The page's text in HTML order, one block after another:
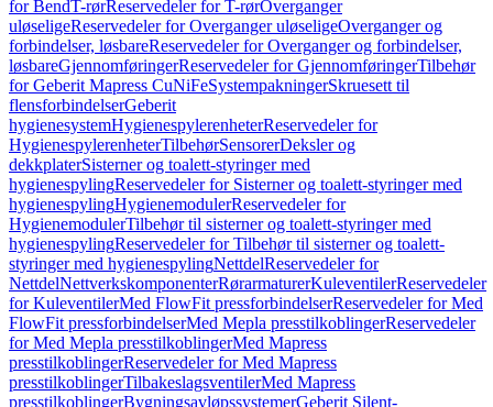
for BendT-rørReservedeler for T-rørOverganger
uløseligeReservedeler for Overganger uløseligeOverganger og
forbindelser, løsbareReservedeler for Overganger og forbindelser,
løsbareGjennomføringerReservedeler for GjennomføringerTilbehør
for Geberit Mapress CuNiFeSystempakningerSkruesett til
flensforbindelserGeberit
hygienesystemHygienespylerenheterReservedeler for
HygienespylerenheterTilbehørSensorerDeksler og
dekkplaterSisterner og toalett-styringer med
hygienespylingReservedeler for Sisterner og toalett-styringer med
hygienespylingHygienemodulerReservedeler for
HygienemodulerTilbehør til sisterner og toalett-styringer med
hygienespylingReservedeler for Tilbehør til sisterner og toalett-
styringer med hygienespylingNettdelReservedeler for
NettdelNettverkskomponenterRørarmaturerKuleventilerReservedeler
for KuleventilerMed FlowFit pressforbindelserReservedeler for Med
FlowFit pressforbindelserMed Mepla presstilkoblingerReservedeler
for Med Mepla presstilkoblingerMed Mapress
presstilkoblingerReservedeler for Med Mapress
presstilkoblingerTilbakeslagsventilerMed Mapress
presstilkoblingerBygningsavløpssystemerGeberit Silent-